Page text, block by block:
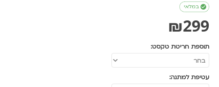
במלאי 
₪299
תוספת חריטת טקסט:
עטיפת למתנה: